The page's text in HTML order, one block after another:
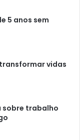
5 anos sem
transformar vidas
sobre trabalho